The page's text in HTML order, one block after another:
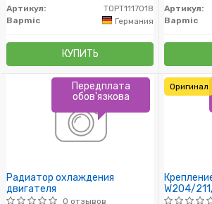
Артикул:
TOPT1117018
Bapmic
Германия
КУПИТЬ
Артикул:
Bapmic
Радиатор охлаждения
двигателя
0 отзывов
Передплата
обов'язкова
W204/
Оригинал